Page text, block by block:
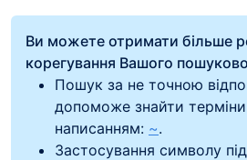
Ви можете отримати більше
корегування Вашого
Пошук за не точною
допоможе знайти
написанням: ~.
Застосування символу